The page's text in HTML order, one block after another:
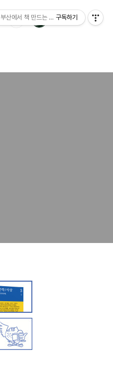
부산에서 책 만드는 이야기 : 산지니출판사 블
구독하기